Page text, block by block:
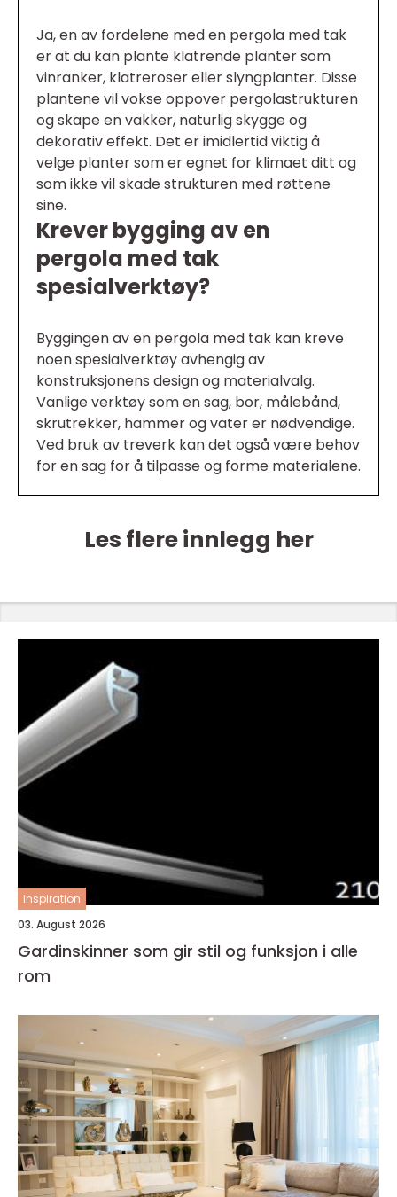
Ja, en av fordelene med en pergola med tak
er at du kan plante klatrende planter som
vinranker, klatreroser eller slyngplanter. Disse
plantene vil vokse oppover pergolastrukturen
og skape en vakker, naturlig skygge og
dekorativ effekt. Det er imidlertid viktig å
velge planter som er egnet for klimaet ditt og
som ikke vil skade strukturen med røttene
sine.
Krever bygging av en
pergola med tak
spesialverktøy?
Byggingen av en pergola med tak kan kreve
noen spesialverktøy avhengig av
konstruksjonens design og materialvalg.
Vanlige verktøy som en sag, bor, målebånd,
skrutrekker, hammer og vater er nødvendige.
Ved bruk av treverk kan det også være behov
for en sag for å tilpasse og forme materialene.
Les flere innlegg her
inspiration
03. August 2026
Gardinskinner som gir stil og funksjon i alle
rom